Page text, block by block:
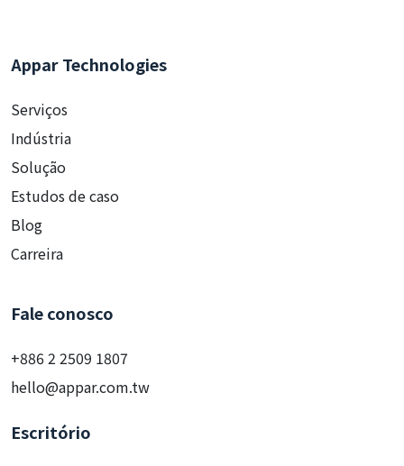
Appar Technologies
Serviços
Indústria
Solução
Estudos de caso
Blog
Carreira
Fale conosco
+886 2 2509 1807
hello@appar.com.tw
Escritório